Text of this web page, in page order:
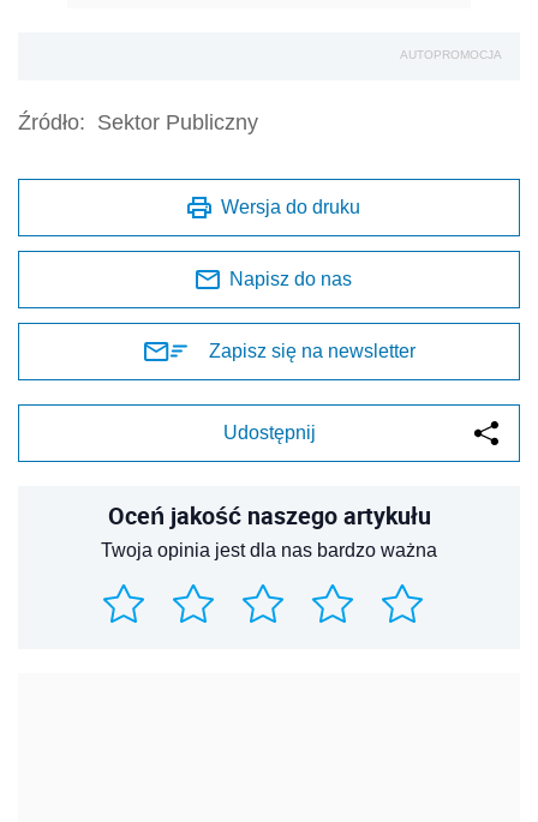
AUTOPROMOCJA
Źródło: Sektor Publiczny
Wersja do druku
Napisz do nas
Zapisz się na newsletter
Udostępnij
Oceń jakość naszego artykułu
Twoja opinia jest dla nas bardzo ważna